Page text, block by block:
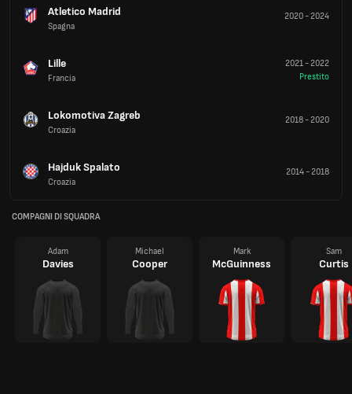
Atletico Madrid
Spagna
2020-2024
Lille
Francia
2021-2022
Prestito
Lokomotiva Zagreb
Croazia
2018-2020
Hajduk Spalato
Croazia
2014-2018
COMPAGNI DI SQUADRA
Adam
Davies
Michael
Cooper
Mark
McGuinness
Sam
Curtis